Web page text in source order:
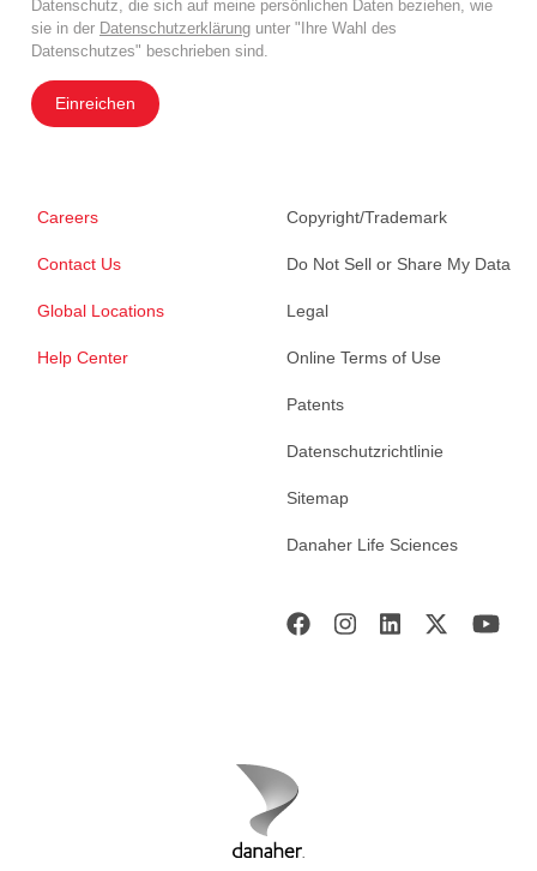
Datenschutz, die sich auf meine persönlichen Daten beziehen, wie
sie in der Datenschutzerklärung unter "Ihre Wahl des
Datenschutzes" beschrieben sind.
Einreichen
Careers
Contact Us
Global Locations
Help Center
Copyright/Trademark
Do Not Sell or Share My Data
Legal
Online Terms of Use
Patents
Datenschutzrichtlinie
Sitemap
Danaher Life Sciences